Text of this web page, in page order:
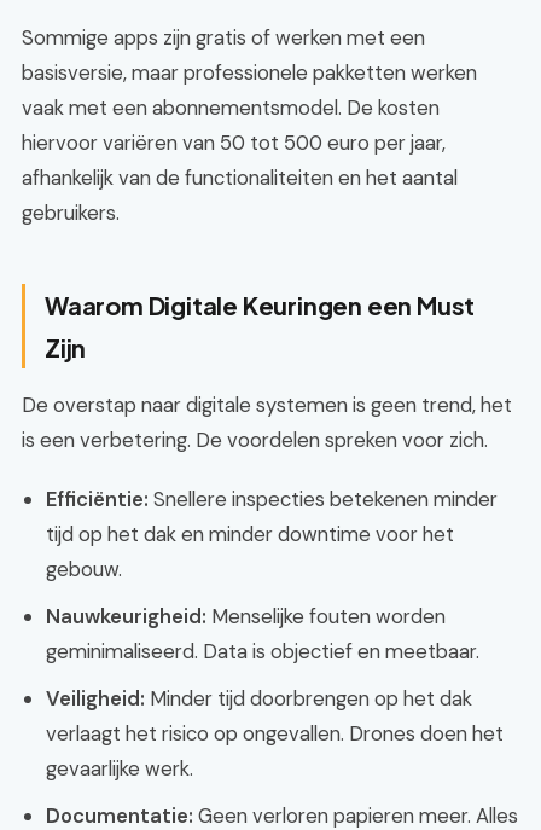
Sommige apps zijn gratis of werken met een
basisversie, maar professionele pakketten werken
vaak met een abonnementsmodel. De kosten
hiervoor variëren van 50 tot 500 euro per jaar,
afhankelijk van de functionaliteiten en het aantal
gebruikers.
Waarom Digitale Keuringen een Must
Zijn
De overstap naar digitale systemen is geen trend, het
is een verbetering. De voordelen spreken voor zich.
Efficiëntie: Snellere inspecties betekenen minder
tijd op het dak en minder downtime voor het
gebouw.
Nauwkeurigheid: Menselijke fouten worden
geminimaliseerd. Data is objectief en meetbaar.
Veiligheid: Minder tijd doorbrengen op het dak
verlaagt het risico op ongevallen. Drones doen het
gevaarlijke werk.
Documentatie: Geen verloren papieren meer. Alles